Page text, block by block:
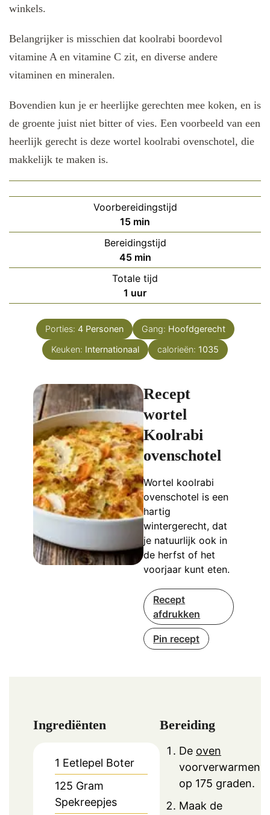
winkels.
Belangrijker is misschien dat koolrabi boordevol
vitamine A en vitamine C zit, en diverse andere
vitaminen en mineralen.
Bovendien kun je er heerlijke gerechten mee koken, en is
de groente juist niet bitter of vies. Een voorbeeld van een
heerlijk gerecht is deze wortel koolrabi ovenschotel, die
makkelijk te maken is.
Voorbereidingstijd
15minuten
min
Bereidingstijd
45minuten
min
Totale tijd
1 uur
uur
Porties: 4 Personen Gang: Hoofdgerecht
Keuken: Internationaal calorieën: 1035
Recept
wortel
Koolrabi
ovenschotel
Wortel koolrabi
ovenschotel is een
hartig
wintergerecht, dat
je natuurlijk ook in
de herfst of het
voorjaar kunt eten.
Recept
afdrukken
Pin recept
Ingrediënten
1 Eetlepel Boter
125 Gram
Spekreepjes
Bereiding
De oven
voorverwarmen
op 175 graden.
Maak de